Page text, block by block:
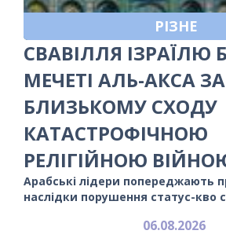
РІЗНЕ
СВАВІЛЛЯ ІЗРАЇЛЮ
МЕЧЕТІ АЛЬ-АКСА
БЛИЗЬКОМУ СХОДУ
КАТАСТРОФІЧНОЮ
РЕЛІГІЙНОЮ
Арабські лідери попереджають
наслідки порушення статус-кво
06.08.2026